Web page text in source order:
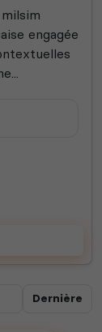
engagée
Dernière